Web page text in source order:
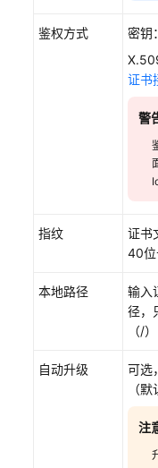
置
程
本
鉴权方式
密钥
证书
警
指纹
证书
40位
本地路径
输入
径，
（/
自动升级
可选
（
注